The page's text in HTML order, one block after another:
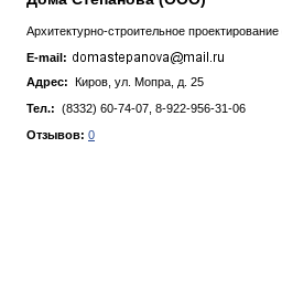
Архитектурно-строительное
E-mail:
Адрес: Киров, yл. Мoпpa, д. 25
Тел.: (8332) 60-74-07, 8-922-956-31-06
Отзывов: 0